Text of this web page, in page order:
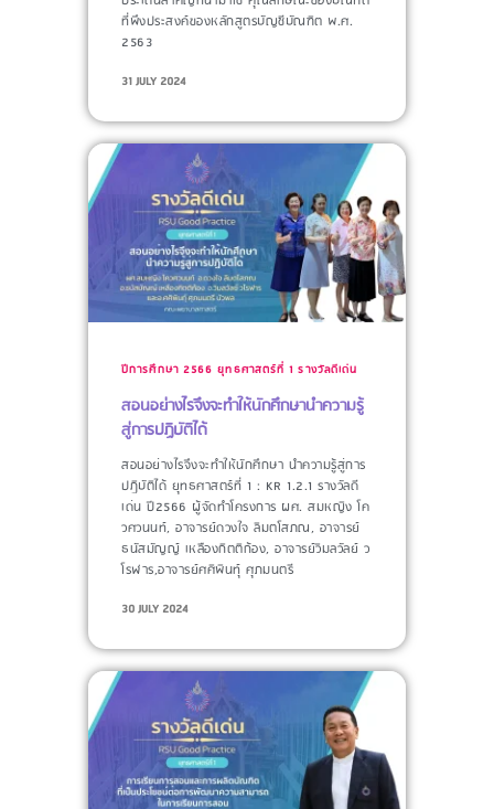
ที่พึงประสงค์ของหลักสูตรบัญชีบัณฑิต พ.ศ.
2563
31 JULY 2024
ปีการศึกษา 2566 ยุทธศาสตร์ที่ 1 รางวัลดีเด่น
สอนอย่างไรจึงจะทำให้นักศึกษานำความรู้
สู่การปฏิบัติได้
สอนอย่างไรจึงจะทำให้นักศึกษา นำความรู้สู่การ
ปฏิบัติได้ ยุทธศาสตร์ที่ 1 : KR 1.2.1 รางวัลดี
เด่น ปี2566 ผู้จัดทำโครงการ​ ผศ. สมหญิง โค
วศวนนท์, อาจารย์ดวงใจ ลิมตโสภณ, อาจารย์
ธนัสมัญญ์ เหลืองกิตติก้อง, อาจารย์วิมลวัลย์ ว
โรฬาร,อาจารย์ศศิพินทุ์ ศุภมนตรี
30 JULY 2024